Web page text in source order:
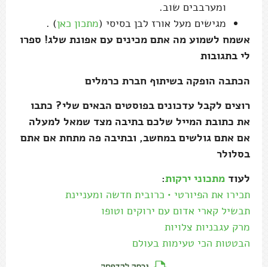
ומערבבים שוב.
מגישים מעל אורז לבן בסיסי (מתכון כאן) .
אשמח לשמוע מה אתם מכינים עם אפונת שלג! ספרו
לי בתגובות
הכתבה הופקה בשיתוף חברת כרמלים
רוצים לקבל עדכונים בפוסטים הבאים שלי? כתבו
את כתובת המייל שלכם בתיבה מצד שמאל למעלה
אם אתם גולשים במחשב, ובתיבה פה מתחת אם אתם
בסלולר
לעוד מתכוני ירקות:
תכירו את הפיורטי • כרובית חדשה ומעניינת
תבשיל קארי אדום עם ירוקים וטופו
מרק עגבניות צלויות
הבטטות הכי טעימות בעולם